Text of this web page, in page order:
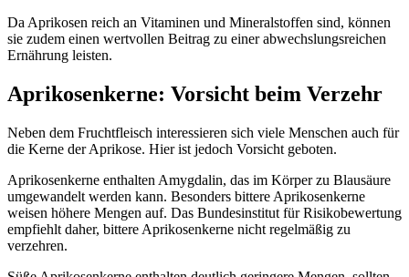
Da Aprikosen reich an Vitaminen und Mineralstoffen sind, können
sie zudem einen wertvollen Beitrag zu einer abwechslungsreichen
Ernährung leisten.
Aprikosenkerne: Vorsicht beim Verzehr
Neben dem Fruchtfleisch interessieren sich viele Menschen auch für
die Kerne der Aprikose. Hier ist jedoch Vorsicht geboten.
Aprikosenkerne enthalten Amygdalin, das im Körper zu Blausäure
umgewandelt werden kann. Besonders bittere Aprikosenkerne
weisen höhere Mengen auf. Das Bundesinstitut für Risikobewertung
empfiehlt daher, bittere Aprikosenkerne nicht regelmäßig zu
verzehren.